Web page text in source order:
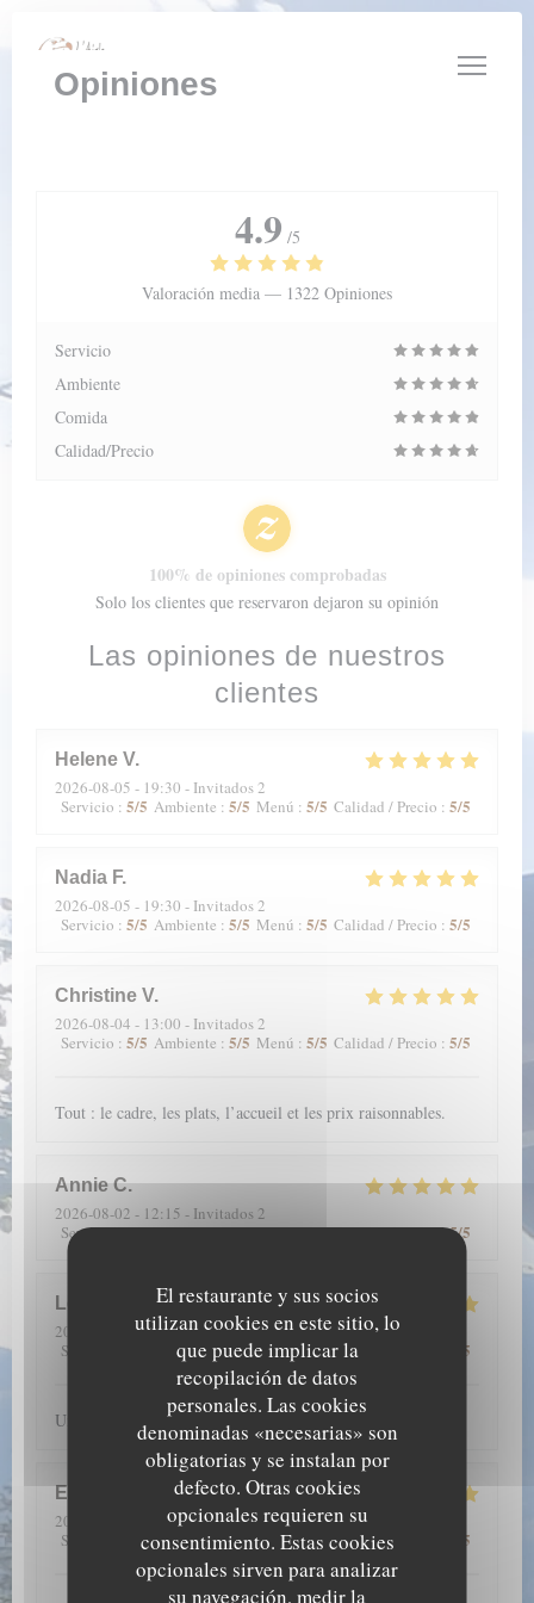
Personalización de sus opciones de cookies
El restaurante y sus socios
utilizan cookies en este sitio, lo
que puede implicar la
recopilación de datos
personales. Las cookies
denominadas «necesarias» son
obligatorias y se instalan por
defecto. Otras cookies
opcionales requieren su
consentimiento. Estas cookies
opcionales sirven para analizar
su navegación, medir la
Opiniones
Las opiniones de nuestros
clientes
Helene V
2026-08-05 - 19:30 - Invitados 2
Servicio : 5/5 Ambiente : 5/5 Menú : 5/5 Calidad / Precio : 5/5
Nadia F
2026-08-05 - 19:30 - Invitados 2
Servicio : 5/5 Ambiente : 5/5 Menú : 5/5 Calidad / Precio : 5/5
Christine V
2026-08-04 - 13:00 - Invitados 2
Servicio : 5/5 Ambiente : 5/5 Menú : 5/5 Calidad / Precio : 5/5
Tout : le cadre, les plats, l’accueil et les prix raisonnables.
Annie C
2026-08-02 - 12:15 - Invitados 2
Servicio:5/5 Ambiente:5/5 Menú:5/5 Calidad / Precio:5/5
Louise
2026-07-23
- 20:00 - Invitados 6
Servicio
Ambiente:5/5 Menú:5/5 Calidad / Precio /5
Un accueil chaleureux, avec beaucoup de joie et de sourires
Emmanuelle A
2026-07-17
- 13:00 - Invitados 4
Servicio
/5 Ambiente:5/5 Menú: 5/5 Calidad / Precio /5
4.9 /5
Valoración media — 1322 Opiniones
Servicio
Ambiente
Comida
Calidad/Precio
100% de opiniones comprobadas
Solo los clientes que reservaron dejaron su opinión